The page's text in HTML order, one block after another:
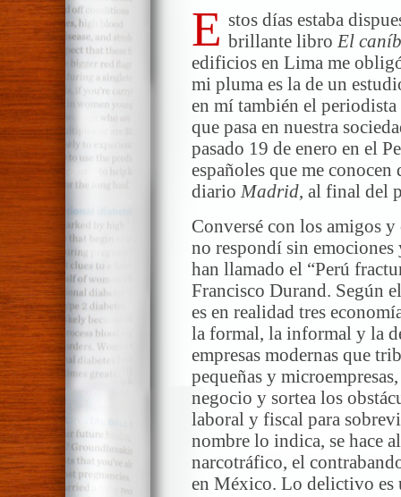
E stos días estaba
brillante libro El
edificios en Lima me
mi pluma es la de un
en mí también el
que pasa en nuestra
pasado 19 de enero en el
españoles que me
diario Madrid, al final del
Conversé con los amigos y
no respondí sin emociones
han llamado el “Perú
Francisco Durand. Según
es en realidad tres
la formal, la informal y la
empresas modernas que
pequeñas y
negocio y sortea los
laboral y fiscal para
nombre lo indica, se hace
narcotráfico, el
en México. Lo delictivo es